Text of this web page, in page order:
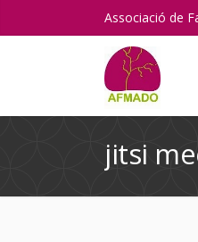
Associació de
jitsi